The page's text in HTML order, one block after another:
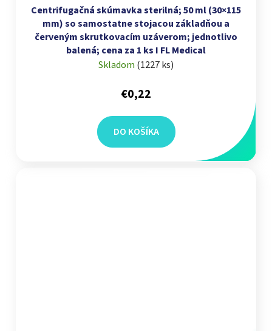
Centrifugačná skúmavka sterilná; 50 ml (30×115
mm) so samostatne stojacou základňou a
červeným skrutkovacím uzáverom; jednotlivo
balená; cena za 1 ks I FL Medical
Skladom (1227 ks)
€0,22
DO KOŠÍKA